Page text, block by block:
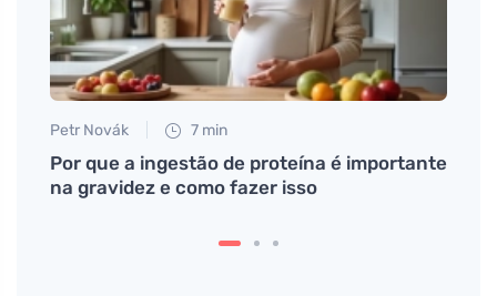
Petr Novák 7 min
Por que a ingestão de proteína é importante
na gravidez e como fazer isso